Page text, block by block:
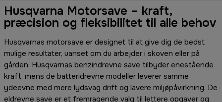
Husqvarna Motorsave – kraft,
præcision og fleksibilitet til alle behov
Husqvarnas motorsave er designet til at give dig de bedst
mulige resultater, uanset om du arbejder i skoven eller på
gården. Husqvarnas benzindrevne save tilbyder enestående
kraft, mens de batteridrevne modeller leverer samme
ydeevne med mere lydsvag drift og lavere miljøpåvirkning. De
eldrevne save er et fremragende valg til lettere opgaver og